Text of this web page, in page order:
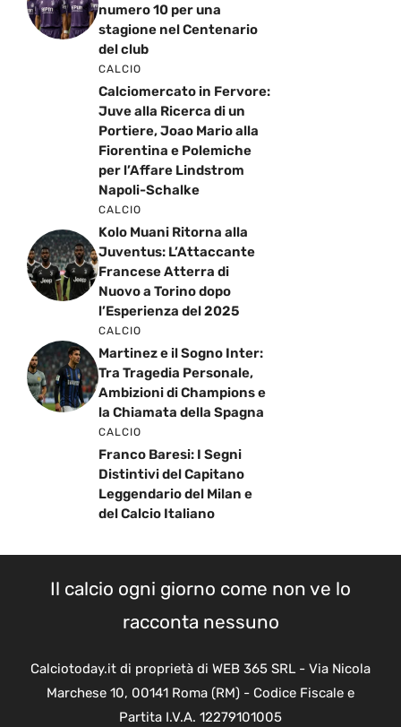
numero 10 per una
stagione nel Centenario
del club
CALCIO
Calciomercato in Fervore:
Juve alla Ricerca di un
Portiere, Joao Mario alla
Fiorentina e Polemiche
per l’Affare Lindstrom
Napoli-Schalke
CALCIO
Kolo Muani Ritorna alla
Juventus: L’Attaccante
Francese Atterra di
Nuovo a Torino dopo
l’Esperienza del 2025
CALCIO
Martinez e il Sogno Inter:
Tra Tragedia Personale,
Ambizioni di Champions e
la Chiamata della Spagna
CALCIO
Franco Baresi: I Segni
Distintivi del Capitano
Leggendario del Milan e
del Calcio Italiano
Il calcio ogni giorno come non ve lo
racconta nessuno
Calciotoday.it di proprietà di WEB 365 SRL - Via Nicola
Marchese 10, 00141 Roma (RM) - Codice Fiscale e
Partita I.V.A. 12279101005